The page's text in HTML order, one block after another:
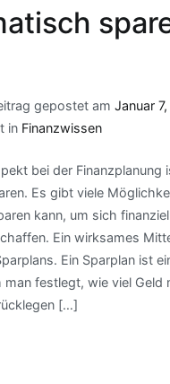
gepostet am Januar
in Finanzwissen
bei der Finanzplanung
Es gibt viele
kann, um sich
Ein wirksames
Ein Sparplan ist
man festlegt, wie viel Geld
[…]